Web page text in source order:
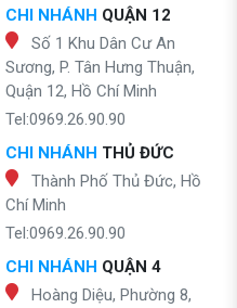
CHI NHÁNH QUẬN 12
Số 1 Khu Dân Cư An
Sương, P. Tân Hưng Thuận,
Quận 12, Hồ Chí Minh
Tel:0969.26.90.90
CHI NHÁNH THỦ ĐỨC
Thành Phố Thủ Đức, Hồ
Chí Minh
Tel:0969.26.90.90
CHI NHÁNH QUẬN 4
Hoàng Diệu, Phường 8,